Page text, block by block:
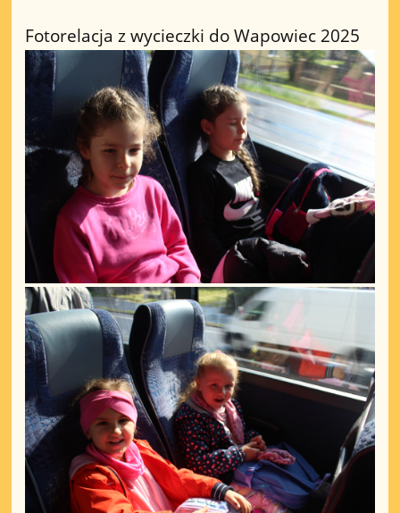
Fotorelacja z wycieczki do Wapowiec 2025